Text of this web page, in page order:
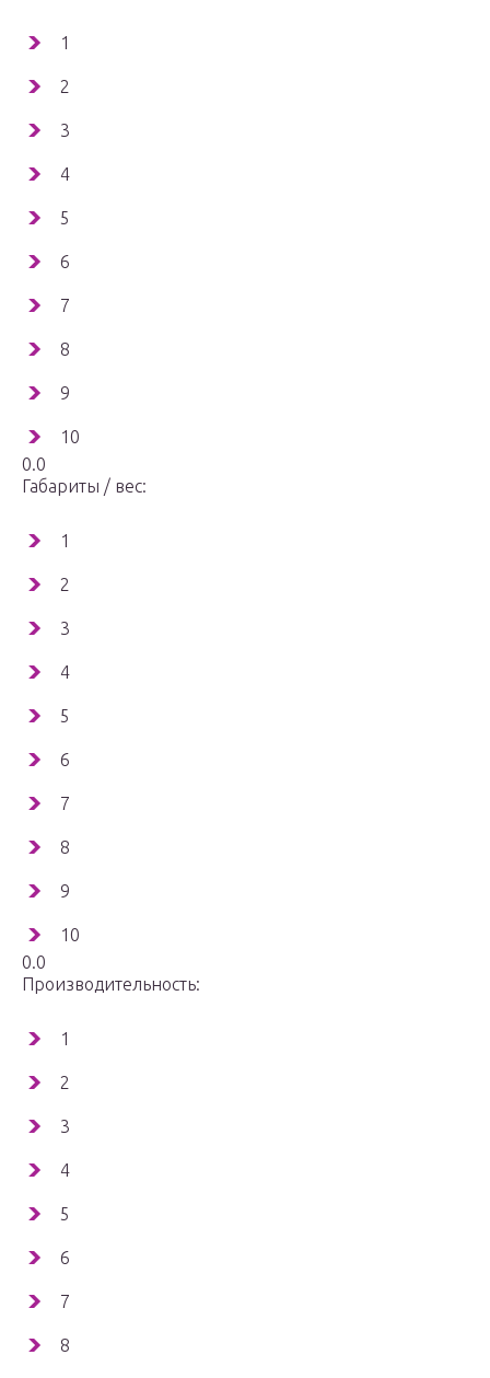
1
2
3
4
5
6
7
8
9
10
0.0
Габариты / вес:
1
2
3
4
5
6
7
8
9
10
0.0
Производительность:
1
2
3
4
5
6
7
8